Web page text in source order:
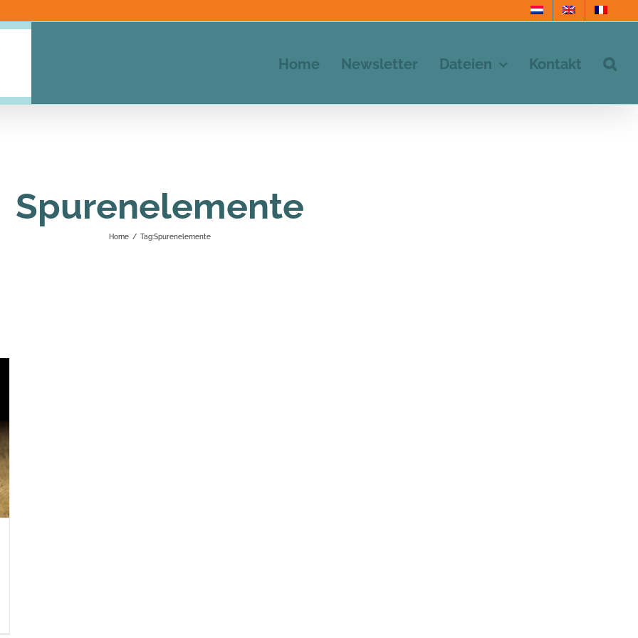
Home Newsletter Dateien Kontakt
Spurenelemente
Home / Tag:Spurenelemente